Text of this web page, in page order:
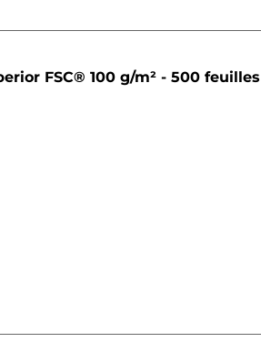
FSC® 100 g/m² - 500 feuilles